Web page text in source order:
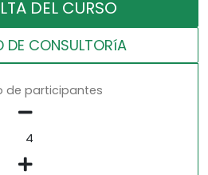
DEL CURSO
DE CONSULTORíA
de participantes